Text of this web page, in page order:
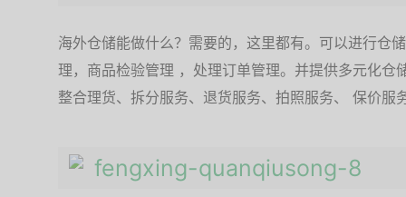
海外仓储能做什么？需要的，这里都有。可以进行仓
理，商品检验管理 ，处理订单管理。并提供多元化仓
整合理货、拆分服务、退货服务、拍照服务、 保价服